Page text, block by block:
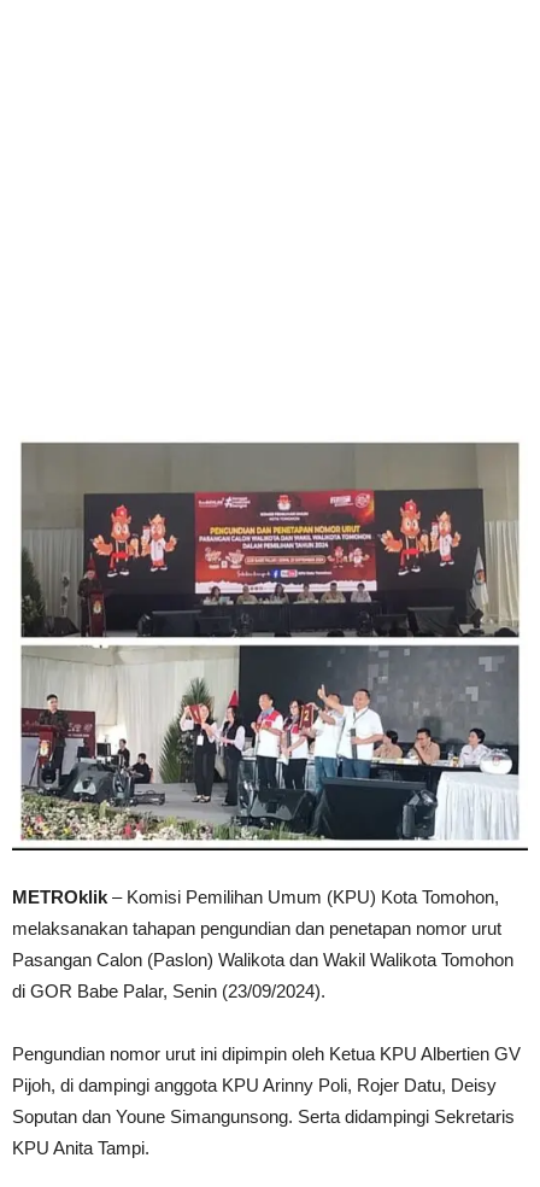
METROklik – Komisi Pemilihan Umum (KPU) Kota Tomohon,
melaksanakan tahapan pengundian dan penetapan nomor urut
Pasangan Calon (Paslon) Walikota dan Wakil Walikota Tomohon
di GOR Babe Palar, Senin (23/09/2024).
Pengundian nomor urut ini dipimpin oleh Ketua KPU Albertien GV
Pijoh, di dampingi anggota KPU Arinny Poli, Rojer Datu, Deisy
Soputan dan Youne Simangunsong. Serta didampingi Sekretaris
KPU Anita Tampi.